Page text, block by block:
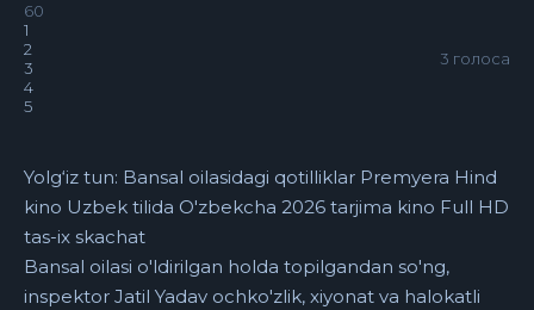
60
1
2
3
4
5
3 голоса
Yolg‘iz tun: Bansal oilasidagi qotilliklar Premyera Hind
kino Uzbek tilida O'zbekcha 2026 tarjima kino Full HD
tas-ix skachat
Bansal oilasi o'ldirilgan holda topilgandan so'ng,
inspektor Jatil Yadav ochko'zlik, xiyonat va halokatli